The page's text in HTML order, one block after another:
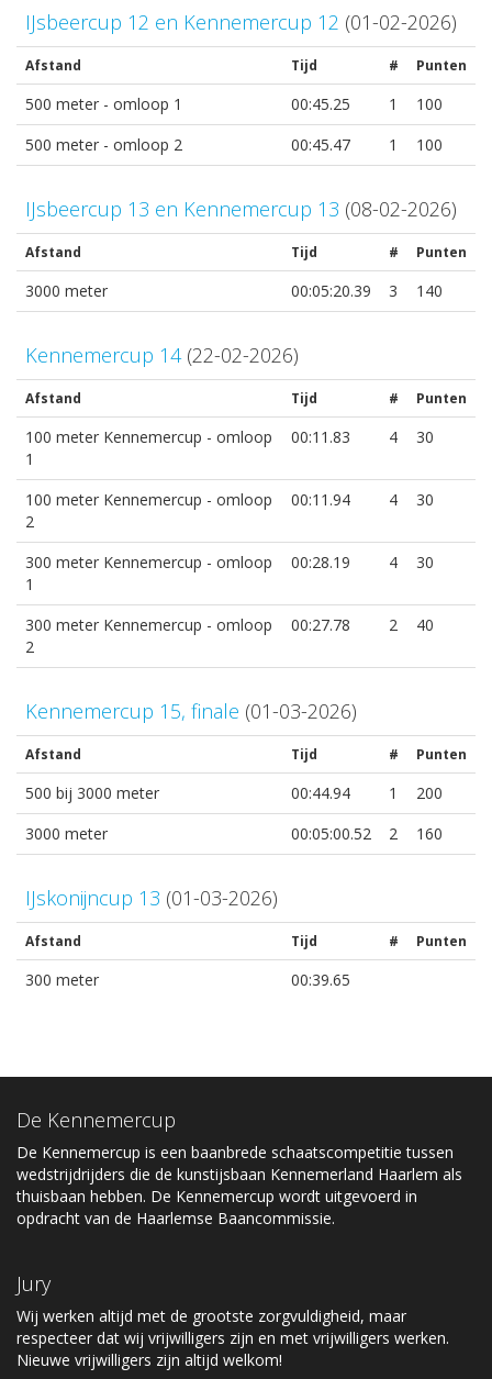
IJsbeercup 12 en Kennemercup 12 (01-02-2026)
Afstand Tijd # Punten
500 meter - omloop 1 00:45.25 1
100
500 meter - omloop 2
00:45.47 1 100
IJsbeercup 13 en Kennemercup 13 (08-02-2026)
Afstand Tijd # Punten
3000 meter 00:05:20.39 3 140
Kennemercup 14(22-02-2026)
Afstand Tijd # Punten
100 meter Kennemercup - omloop
1
00:11.83 4 30
100 meter Kennemercup - omloop
2
00:11.94 4 30
300 meter Kennemercup - omloop
1
00:28.19 4 30
300 meter Kennemercup - omloop
2
00:27.78 2 40
Kennemercup 15, finale (01-03-2026)
Afstand Tijd # Punten
500 bij 3000 meter 00:44.94 1
200
3000 meter
00:05:00.52 2 160
IJskonijncup 13 (01-03-2026)
Afstand Tijd # Punten
300 meter 00:39.65
De Kennemercup
De Kennemercup is een baanbrede schaatscompetitie tussen
wedstrijdrijders die de kunstijsbaan Kennemerland Haarlem als
thuisbaan hebben. De Kennemercup wordt uitgevoerd in
opdracht van de Haarlemse Baancommissie.
Jury
Wij werken altijd met de grootste zorgvuldigheid, maar
respecteer dat wij vrijwilligers zijn en met vrijwilligers werken.
Nieuwe vrijwilligers zijn altijd welkom!